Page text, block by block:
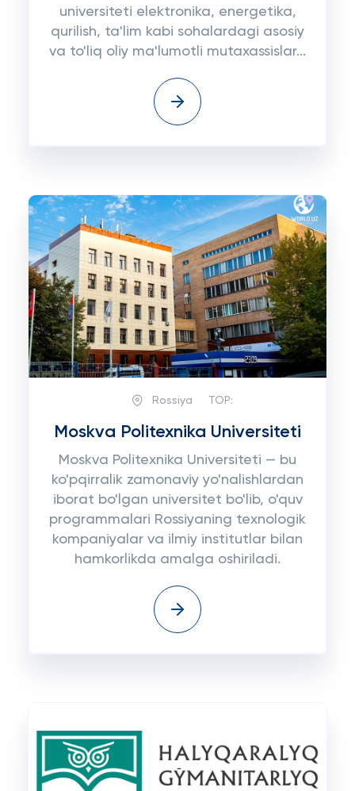
universiteti elektronika, energetika,
qurilish, ta'lim kabi sohalardagi asosiy
va to'liq oliy ma'lumotli mutaxassislar...
Rossiya TOP:
Moskva Politexnika Universiteti
Moskva Politexnika Universiteti — bu
ko'pqirralik zamonaviy yo'nalishlardan
iborat bo'lgan universitet bo'lib, o'quv
programmalari Rossiyaning texnologik
kompaniyalar va ilmiy institutlar bilan
hamkorlikda amalga oshiriladi.